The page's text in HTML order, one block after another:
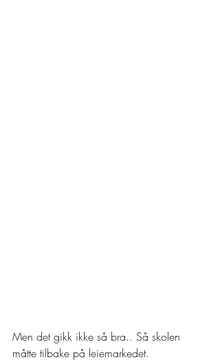
Men det gikk ikke så bra.. Så skolen
måtte tilbake på leiemarkedet.